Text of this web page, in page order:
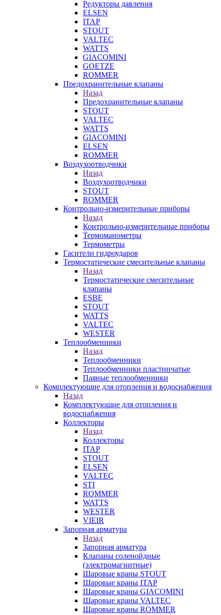
Редукторы давления
ELSEN
ITAP
STOUT
VALTEC
WATTS
GIACOMINI
GOETZE
ROMMER
Предохранительные клапаны
Назад
Предохранительные клапаны
STOUT
VALTEC
WATTS
GIACOMINI
ELSEN
ROMMER
Воздухоотводчики
Назад
Воздухоотводчики
STOUT
ROMMER
Контрольно-измерительные приборы
Назад
Контрольно-измерительные приборы
Термоманометры
Термометры
Гасители гидроударов
Термостатические смесительные клапаны
Назад
Термостатические смесительные
клапаны
ESBE
STOUT
WATTS
VALTEC
WESTER
Теплообменники
Назад
Теплообменники
Теплообменники пластинчатые
Паяные теплообменники
Комплектующие для отопления и водоснабжения
Назад
Комплектующие для отопления и
водоснабжения
Коллекторы
Назад
Коллекторы
ITAP
STOUT
ELSEN
VALTEC
STI
ROMMER
WATTS
WESTER
VIEIR
Запорная арматура
Назад
Запорная арматура
Клапаны соленойдные
(электромагнитные)
Шаровые краны STOUT
Шаровые краны ITAP
Шаровые краны GIACOMINI
Шаровые краны VALTEC
Шаровые краны ROMMER